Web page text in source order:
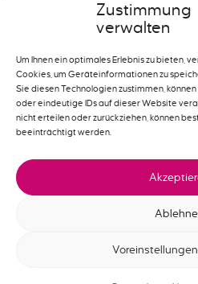
Zustimmung
verwalten
Um Ihnen ein optimales Erlebnis zu bieten,
Cookies, um Geräteinformationen zu
Sie diesen Technologien zustimmen,
oder eindeutige IDs auf dieser Website
nicht erteilen oder zurückziehen, können
beeinträchtigt werden.
»Beheizen
»Systemlösungen